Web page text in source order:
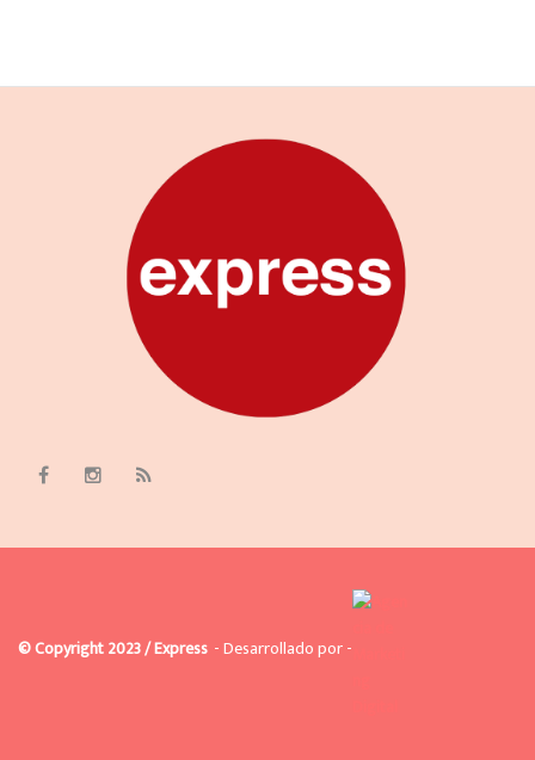
© Copyright 2023 / Express - Desarrollado por -